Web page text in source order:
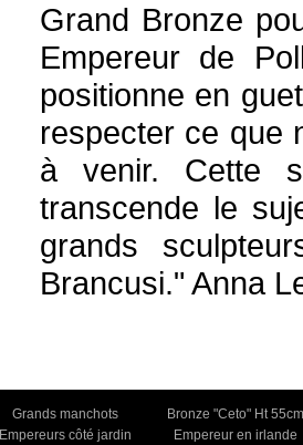
Grand Bronze
Empereur de
positionne en
respecter ce que
à venir. Cette
transcende le
grands
Brancusi." Anna
Grands manchots
Bronze "Ceto" Ht
Empereurs côté jardin Empereur en irlande